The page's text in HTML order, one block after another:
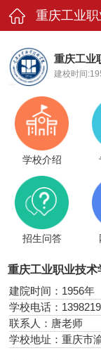
重庆工业
重庆工业
建校时间
学校介绍
招生问答
重庆工业职业技术
建院时间：1956年
学校电话：
联系人：唐老师
学校地址：重庆市